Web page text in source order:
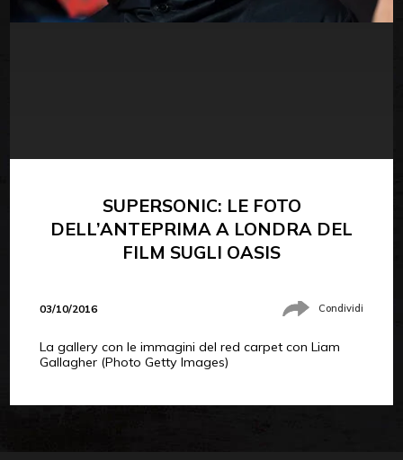
SUPERSONIC: LE FOTO
DELL’ANTEPRIMA A LONDRA DEL
FILM SUGLI OASIS
03/10/2016 Condividi
La gallery con le immagini del red carpet con Liam
Gallagher (Photo Getty Images)